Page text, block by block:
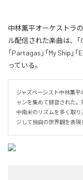
中林薫平オーケストラ
ル配信された楽曲は、「
「Partagas」「My Ship」
っている。
ジャズベーシスト中林薫
ャンを集めて録音された。
中南米のリズムを多く取
ジして独自の世界観を表現